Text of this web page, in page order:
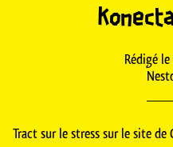
Rédigé
Tract sur le stress sur le site de